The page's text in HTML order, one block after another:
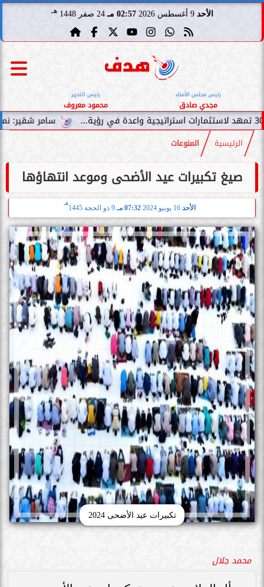
الأحد 9 أغسطس 2026 02:57 مـ 24 صفر 1448 هـ
رئيس مجلس الأمناء
مجدي صادق
رئيس التحرير
محمود معروف
سامر شقير: نمو صناديق
الرئيسية المنوعات
صيغ تكبيرات عيد الأضحى وموعد انتهاؤها
الأحد 07:32 مـ 9 ذو الحجة 1445
هـ
تكبيرات عيد الأضحى 2024
محمد جلال